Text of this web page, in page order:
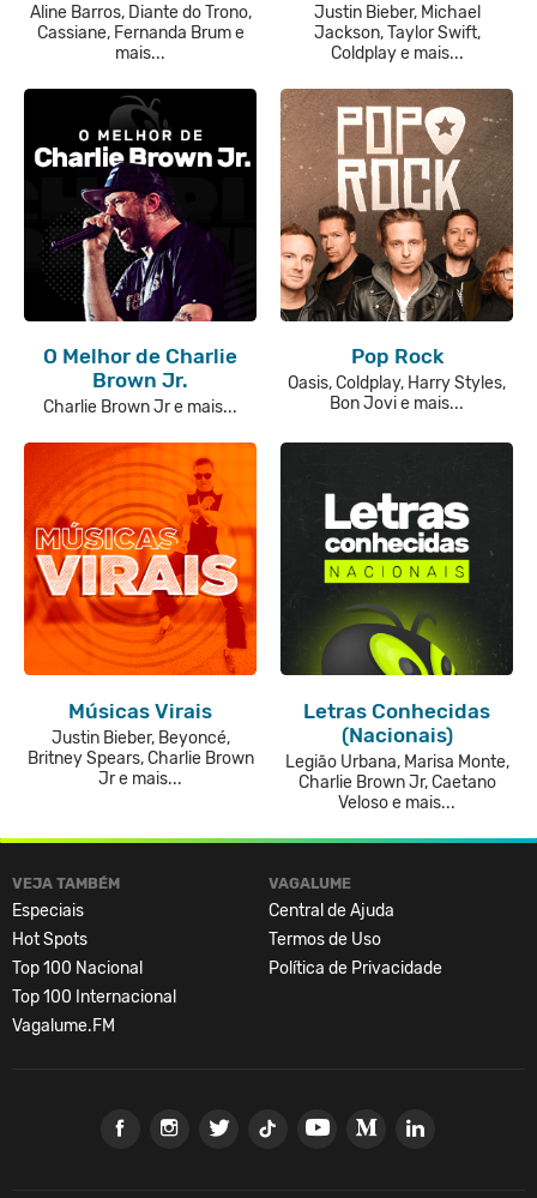
Aline Barros, Diante do Trono,
Cassiane, Fernanda Brum e
mais...
Justin Bieber, Michael
Jackson, Taylor Swift,
Coldplay e mais...
O Melhor de Charlie
Brown Jr.
Charlie Brown Jr e mais...
Pop Rock
Oasis, Coldplay, Harry Styles,
Bon Jovi e mais...
Músicas Virais
Justin Bieber, Beyoncé,
Britney Spears, Charlie Brown
Jr e mais...
Letras Conhecidas
(Nacionais)
Legião Urbana, Marisa Monte,
Charlie Brown Jr, Caetano
Veloso e mais...
VEJA TAMBÉM
Especiais
Hot Spots
Top 100 Nacional
Top 100 Internacional
Vagalume.FM
VAGALUME
Central de Ajuda
Termos de Uso
Política de Privacidade